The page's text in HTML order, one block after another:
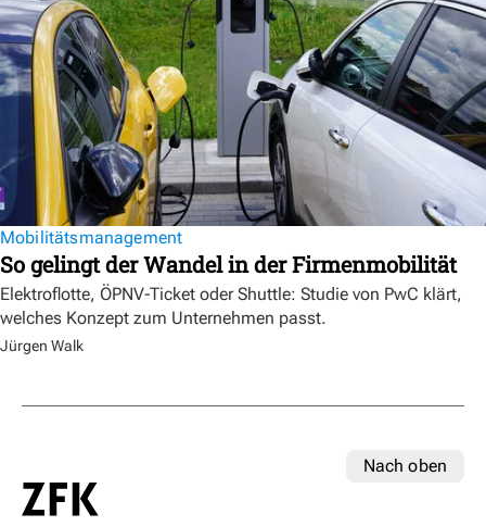
Mobilitätsmanagement
So gelingt der Wandel in der Firmenmobilität
Elektroflotte, ÖPNV-Ticket oder Shuttle: Studie von PwC klärt,
welches Konzept zum Unternehmen passt.
Jürgen Walk
Nach oben